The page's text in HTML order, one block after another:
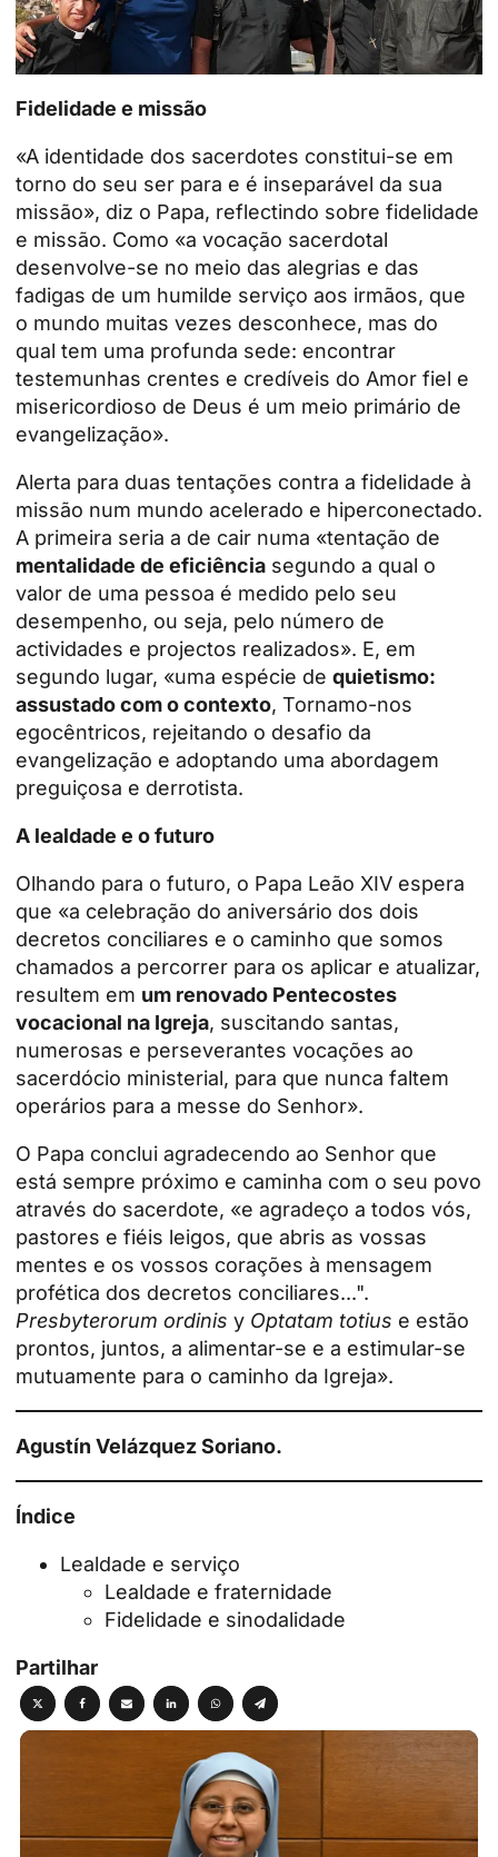
Fidelidade e missão
«A identidade dos sacerdotes constitui-se em
torno do seu ser para e é inseparável da sua
missão», diz o Papa, reflectindo sobre fidelidade
e missão. Como «a vocação sacerdotal
desenvolve-se no meio das alegrias e das
fadigas de um humilde serviço aos irmãos, que
o mundo muitas vezes desconhece, mas do
qual tem uma profunda sede: encontrar
testemunhas crentes e credíveis do Amor fiel e
misericordioso de Deus é um meio primário de
evangelização».
Alerta para duas tentações contra a fidelidade à
missão num mundo acelerado e hiperconectado.
A primeira seria a de cair numa «tentação de
mentalidade de eficiência segundo a qual o
valor de uma pessoa é medido pelo seu
desempenho, ou seja, pelo número de
actividades e projectos realizados». E, em
segundo lugar, «uma espécie de quietismo:
assustado com o contexto, Tornamo-nos
egocêntricos, rejeitando o desafio da
evangelização e adoptando uma abordagem
preguiçosa e derrotista.
A lealdade e o futuro
Olhando para o futuro, o Papa Leão XIV espera
que «a celebração do aniversário dos dois
decretos conciliares e o caminho que somos
chamados a percorrer para os aplicar e atualizar,
resultem em um renovado Pentecostes
vocacional na Igreja, suscitando santas,
numerosas e perseverantes vocações ao
sacerdócio ministerial, para que nunca faltem
operários para a messe do Senhor».
O Papa conclui agradecendo ao Senhor que
está sempre próximo e caminha com o seu povo
através do sacerdote, «e agradeço a todos vós,
pastores e fiéis leigos, que abris as vossas
mentes e os vossos corações à mensagem
profética dos decretos conciliares...".
Presbyterorum ordinis y Optatam totius e estão
prontos, juntos, a alimentar-se e a estimular-se
mutuamente para o caminho da Igreja».
Agustín Velázquez Soriano.
Índice
Lealdade e serviço
Lealdade e fraternidade
Fidelidade e sinodalidade
Partilhar